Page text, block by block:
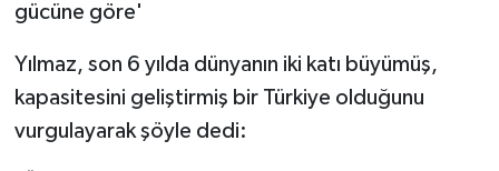
gücüne göre'
Yılmaz, son 6 yılda dünyanın iki katı büyümüş,
kapasitesini geliştirmiş bir Türkiye olduğunu
vurgulayarak şöyle dedi: